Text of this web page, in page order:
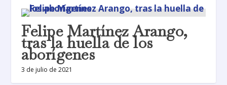
Felipe Martínez Arango,
tras la huella de los
aborígenes
3 de julio de 2021